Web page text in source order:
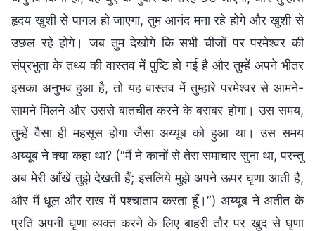
हृदय खुशी से पागल हो जाएगा, तुम आनंद मना रहे होगे और खुशी से
उछल रहे होगे। जब तुम देखोगे कि सभी चीजों पर परमेश्वर की
संप्रभुता के तथ्य की वास्तव में पुष्टि हो गई है और तुम्हें अपने भीतर
इसका अनुभव हुआ है, तो यह वास्तव में तुम्हारे परमेश्वर से आमने-
सामने मिलने और उससे बातचीत करने के बराबर होगा। उस समय,
तुम्हें वैसा ही महसूस होगा जैसा अय्यूब को हुआ था। उस समय
अय्यूब ने क्या कहा था? (“मैं ने कानों से तेरा समाचार सुना था, परन्तु
अब मेरी आँखें तुझे देखती हैं; इसलिये मुझे अपने ऊपर घृणा आती है,
और मैं धूल और राख में पश्‍चाताप करता हूँ।”) अय्यूब ने अतीत के
प्रति अपनी घृणा व्यक्त करने के लिए बाहरी तौर पर खुद से घृणा